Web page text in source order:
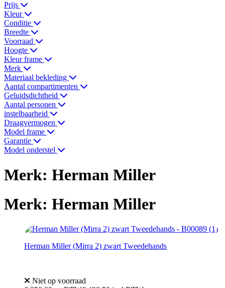
Prijs
Kleur
Conditie
Breedte
Voorraad
Hoogte
Kleur frame
Merk
Materiaal bekleding
Aantal compartimenten
Geluidsdichtheid
Aantal personen
instelbaarheid
Draagvermogen
Model frame
Garantie
Model onderstel
Merk: Herman Miller
Merk: Herman Miller
Herman Miller (Mirra 2) zwart Tweedehands
Niet op voorraad